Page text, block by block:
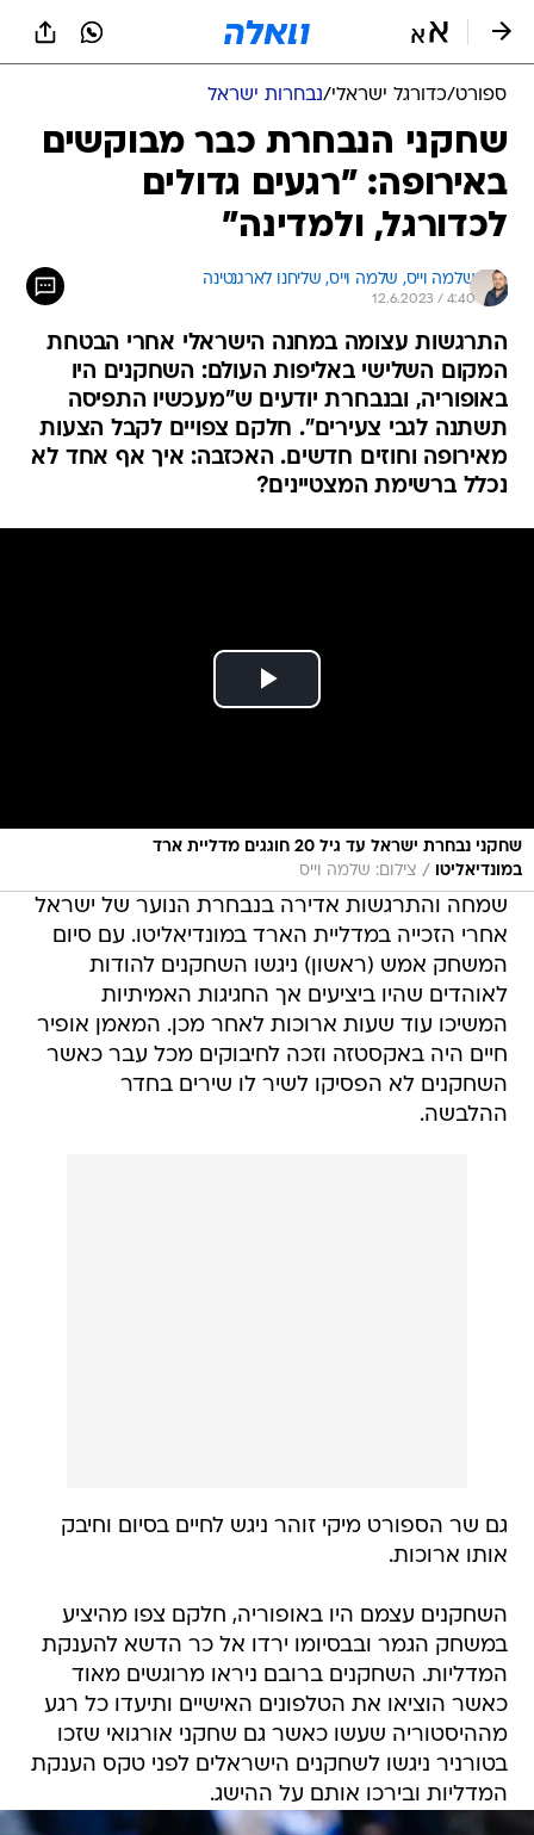
ספורט/כדורגל ישראלי/נבחרות ישראל
שחקני הנבחרת כבר מבוקשים
באירופה: "רגעים גדולים
לכדורגל, ולמדינה"
שלמה וייס, שלמה וייס, שליחנו לארגנטינה
12.6.2023 / 4:40
התרגשות עצומה במחנה הישראלי אחרי הבטחת
המקום השלישי באליפות העולם: השחקנים היו
באופוריה, ובנבחרת יודעים ש"מעכשיו התפיסה
תשתנה לגבי צעירים". חלקם צפויים לקבל הצעות
מאירופה וחוזים חדשים. האכזבה: איך אף אחד לא
נכלל ברשימת המצטיינים?
שחקני נבחרת ישראל עד גיל 20 חוגגים מדליית ארד
במונדיאליטו
/ צילום: שלמה וייס
שמחה והתרגשות אדירה בנבחרת הנוער של ישראל
אחרי הזכייה במדליית הארד במונדיאליטו. עם סיום
המשחק אמש (ראשון) ניגשו השחקנים להודות
לאוהדים שהיו ביציעים אך החגיגות האמיתיות
המשיכו עוד שעות ארוכות לאחר מכן. המאמן אופיר
חיים היה באקסטזה וזכה לחיבוקים מכל עבר כאשר
השחקנים לא הפסיקו לשיר לו שירים בחדר
ההלבשה.
גם שר הספורט מיקי זוהר ניגש לחיים בסיום וחיבק
אותו ארוכות.
השחקנים עצמם היו באופוריה, חלקם צפו מהיציע
במשחק הגמר ובבסיומו ירדו אל כר הדשא להענקת
המדליות. השחקנים ברובם ניראו מרוגשים מאוד
כאשר הוציאו את הטלפונים האישיים ותיעדו כל רגע
מההיסטוריה שעשו כאשר גם שחקני אורגואי שזכו
בטורניר ניגשו לשחקנים הישראלים לפני טקס הענקת
המדליות ובירכו אותם על ההישג.